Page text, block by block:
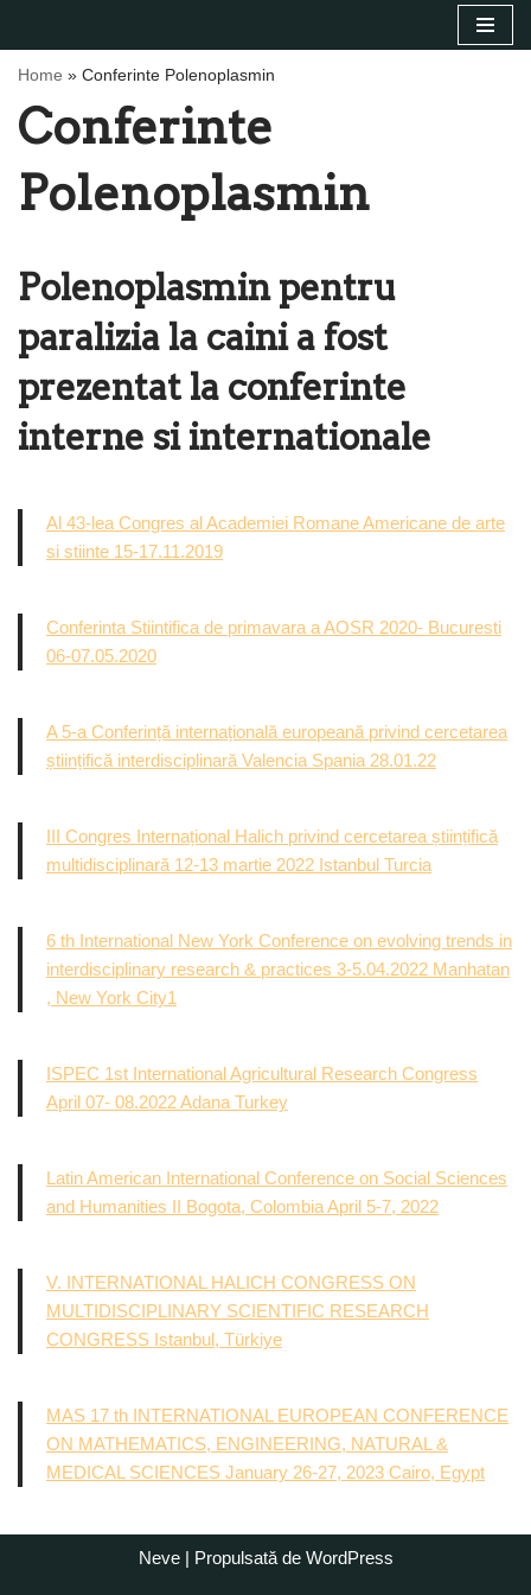
conținut
Home » Conferinte Polenoplasmin
Conferinte
Polenoplasmin
Polenoplasmin pentru
paralizia la caini a fost
prezentat la conferinte
interne si internationale
Al 43-lea Congres al Academiei Romane Americane de arte
si stiinte 15-17.11.2019
Conferinta Stiintifica de primavara a AOSR 2020- Bucuresti
06-07.05.2020
A 5-a Conferință internațională europeană privind cercetarea
științifică interdisciplinară Valencia Spania 28.01.22
III Congres Internațional Halich privind cercetarea științifică
multidisciplinară 12-13 martie 2022 Istanbul Turcia
6 th International New York Conference on evolving trends in
interdisciplinary research & practices 3-5.04.2022 Manhatan
, New York City1
ISPEC 1st International Agricultural Research Congress
April 07- 08.2022 Adana Turkey
Latin American International Conference on Social Sciences
and Humanities II Bogota, Colombia April 5-7, 2022
V. INTERNATIONAL HALICH CONGRESS ON
MULTIDISCIPLINARY SCIENTIFIC RESEARCH
CONGRESS Istanbul, Türkiye
MAS 17 th INTERNATIONAL EUROPEAN CONFERENCE
ON MATHEMATICS, ENGINEERING, NATURAL &
MEDICAL SCIENCES January 26-27, 2023 Cairo, Egypt
Neve| Propulsată de WordPress